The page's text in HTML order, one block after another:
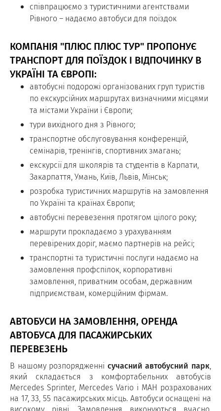
співпрацюємо з туристичними агентствами
Рівного – надаємо автобуси для поїздок
КОМПАНІЯ "ПЛЮС ПЛЮС ТУР" ПРОПОНУЄ
ТРАНСПОРТ ДЛЯ ПОЇЗДОК І ВІДПОЧИНКУ В
УКРАЇНІ ТА ЄВРОПІ:
автобусні подорожі організованих груп туристів
по екскурсійних маршрутах визначними місцями
та містами України і Європи;
тури вихідного дня з Рівного;
транспортне обслуговування конференцій,
семінарів, тренінгів, спортивних змагань;
екскурсії для школярів та студентів в Карпати,
Закарпаття, Умань, Київ, Львів, Мінськ;
розробка туристичних маршрутів на замовлення
по Україні та країнах Європи;
автобусні перевезення протягом цілого року;
маршрути прокладаємо з урахуванням
перевірених доріг, маємо партнерів на рейсі;
транспортні та туристичні послуги надаємо на
замовлення профспілок, корпоративні
замовлення, приватним особам, державним
підприємствам, комерційним фірмам.
АВТОБУСИ НА ЗАМОВЛЕННЯ, ОРЕНДА
АВТОБУСА ДЛЯ ПАСАЖИРСЬКИХ
ПЕРЕВЕЗЕНЬ
В нашому розпорядженні сучасний автобусний парк,
який складається з комфортабельних автобусів
Mercedes Sprinter, Mercedes Vario і МАН розрахованих
на 17, 33, 55 пасажирських місць. Автобуси оснащені на